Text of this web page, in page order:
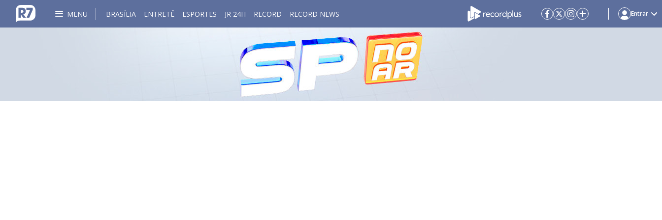
MENU BRASÍLIA ENTRETÊ ESPORTES JR 24H RECORD RECORD NEWS Entrar